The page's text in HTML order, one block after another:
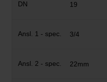
19
3/4
22mm